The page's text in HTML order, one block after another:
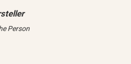
Person